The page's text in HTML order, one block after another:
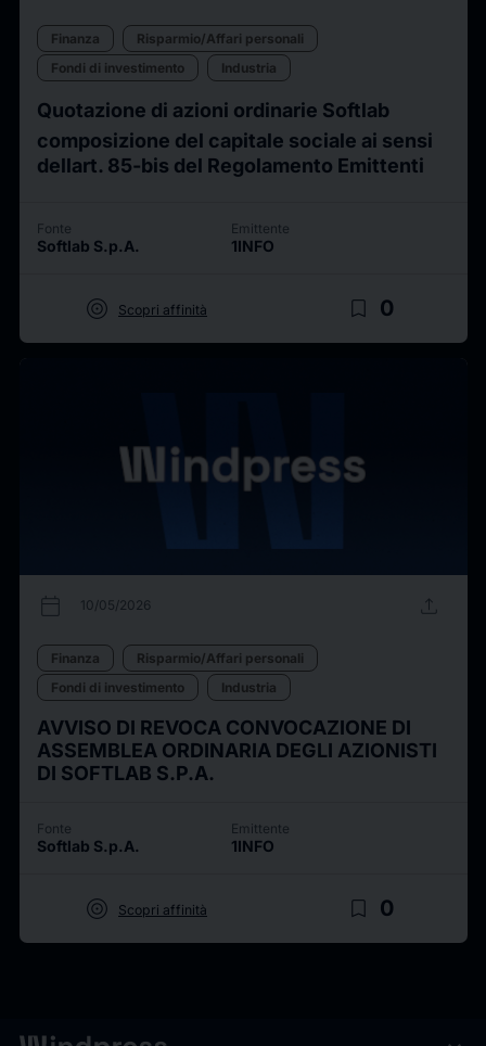
Finanza
Risparmio/Affari personali
Fondi di investimento
Industria
Quotazione di azioni ordinarie Softlab 
composizione del capitale sociale ai sensi
dellart. 85-bis del Regolamento Emittenti
Fonte
Softlab S.p.A.
Emittente
1INFO
target Scopri affinità bookmark_border 0
calendar_today 10/05/2026 upload
Finanza
Risparmio/Affari personali
Fondi di investimento
Industria
AVVISO DI REVOCA CONVOCAZIONE DI
ASSEMBLEA ORDINARIA DEGLI AZIONISTI
DI SOFTLAB S.P.A.
Fonte
Softlab S.p.A.
Emittente
1INFO
target Scopri affinità bookmark_border 0